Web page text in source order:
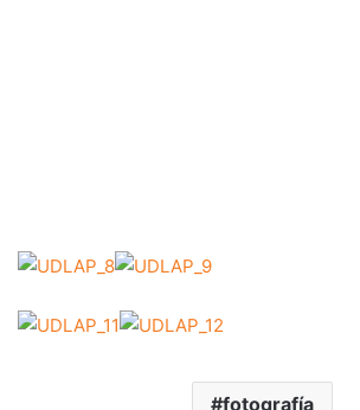
fotografía